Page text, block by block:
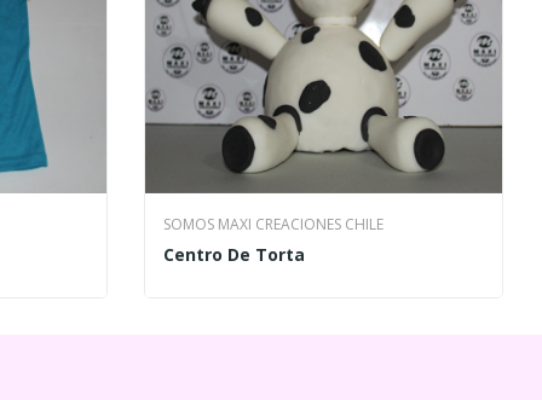
SOMOS MAXI CREACIONES CHILE
Centro De Torta